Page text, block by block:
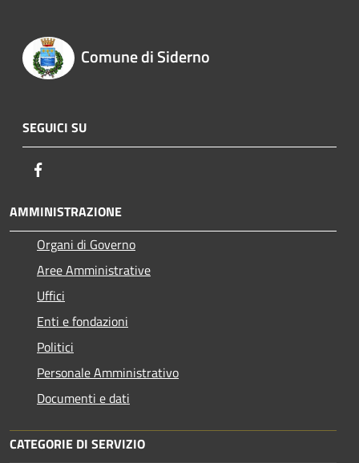
Comune di Siderno
SEGUICI SU
AMMINISTRAZIONE
Organi di Governo
Aree Amministrative
Uffici
Enti e fondazioni
Politici
Personale Amministrativo
Documenti e dati
CATEGORIE DI SERVIZIO